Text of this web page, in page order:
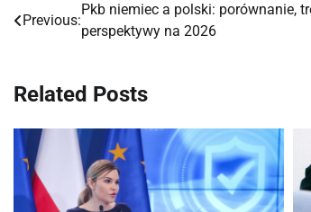
Nawigacja
Previous:
Pkb niemiec a polski: porównanie,
perspektywy na 2026
Related Posts